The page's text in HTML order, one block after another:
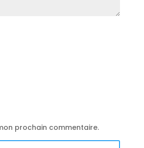
prochain commentaire.